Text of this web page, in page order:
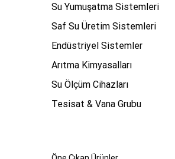
Su Yumuşatma Sistemleri
Saf Su Üretim Sistemleri
Endüstriyel Sistemler
Arıtma Kimyasalları
Su Ölçüm Cihazları
Tesisat & Vana Grubu